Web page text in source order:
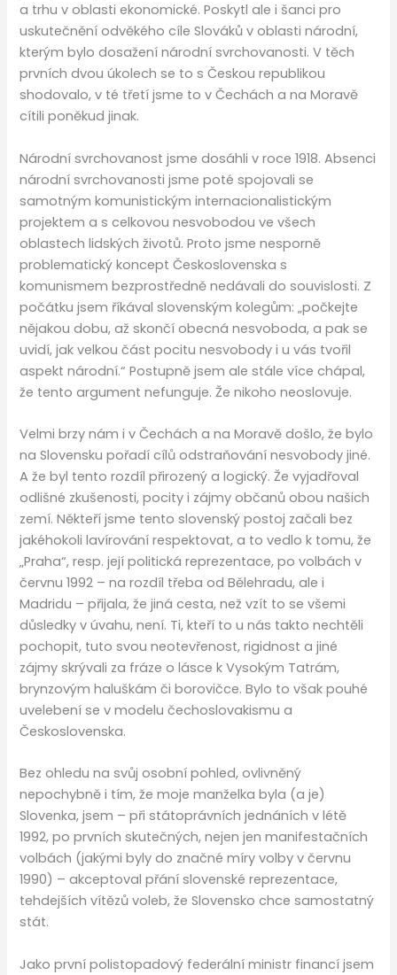
a trhu v oblasti ekonomické. Poskytl ale i šanci pro
uskutečnění odvěkého cíle Slováků v oblasti národní,
kterým bylo dosažení národní svrchovanosti. V těch
prvních dvou úkolech se to s Českou republikou
shodovalo, v té třetí jsme to v Čechách a na Moravě
cítili poněkud jinak.
Národní svrchovanost jsme dosáhli v roce 1918. Absenci
národní svrchovanosti jsme poté spojovali se
samotným komunistickým internacionalistickým
projektem a s celkovou nesvobodou ve všech
oblastech lidských životů. Proto jsme nesporně
problematický koncept Československa s
komunismem bezprostředně nedávali do souvislosti. Z
počátku jsem říkával slovenským kolegům: „počkejte
nějakou dobu, až skončí obecná nesvoboda, a pak se
uvidí, jak velkou část pocitu nesvobody i u vás tvořil
aspekt národní.“ Postupně jsem ale stále více chápal,
že tento argument nefunguje. Že nikoho neoslovuje.
Velmi brzy nám i v Čechách a na Moravě došlo, že bylo
na Slovensku pořadí cílů odstraňování nesvobody jiné.
A že byl tento rozdíl přirozený a logický. Že vyjadřoval
odlišné zkušenosti, pocity i zájmy občanů obou našich
zemí. Někteří jsme tento slovenský postoj začali bez
jakéhokoli lavírování respektovat, a to vedlo k tomu, že
„Praha“, resp. její politická reprezentace, po volbách v
červnu 1992 – na rozdíl třeba od Bělehradu, ale i
Madridu – přijala, že jiná cesta, než vzít to se všemi
důsledky v úvahu, není. Ti, kteří to u nás takto nechtěli
pochopit, tuto svou neotevřenost, rigidnost a jiné
zájmy skrývali za fráze o lásce k Vysokým Tatrám,
brynzovým haluškám či borovičce. Bylo to však pouhé
uvelebení se v modelu čechoslovakismu a
Československa.
Bez ohledu na svůj osobní pohled, ovlivněný
nepochybně i tím, že moje manželka byla (a je)
Slovenka, jsem – při státoprávních jednáních v létě
1992, po prvních skutečných, nejen jen manifestačních
volbách (jakými byly do značné míry volby v červnu
1990) – akceptoval přání slovenské reprezentace,
tehdejších vítězů voleb, že Slovensko chce samostatný
stát.
Jako první polistopadový federální ministr financí jsem